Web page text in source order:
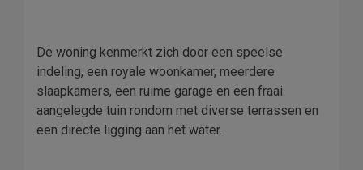
De woning kenmerkt zich door een speelse
indeling, een royale woonkamer, meerdere
slaapkamers, een ruime garage en een fraai
aangelegde tuin rondom met diverse terrassen en
een directe ligging aan het water.